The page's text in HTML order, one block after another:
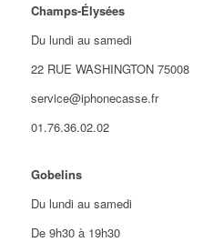
Champs-Élysées
Du lundi au samedi
22 RUE WASHINGTON 75008
service@iphonecasse.fr
01.76.36.02.02
Gobelins
Du lundi au samedi
De 9h30 à 19h30